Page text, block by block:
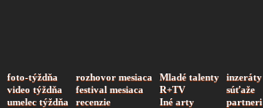
foto-týždňa rozhovor mesiaca Mladé talenty
inzeráty
video týždňa festival mesiaca R+TV
súťaže
umelec týždňa recenzie Iné arty partneri